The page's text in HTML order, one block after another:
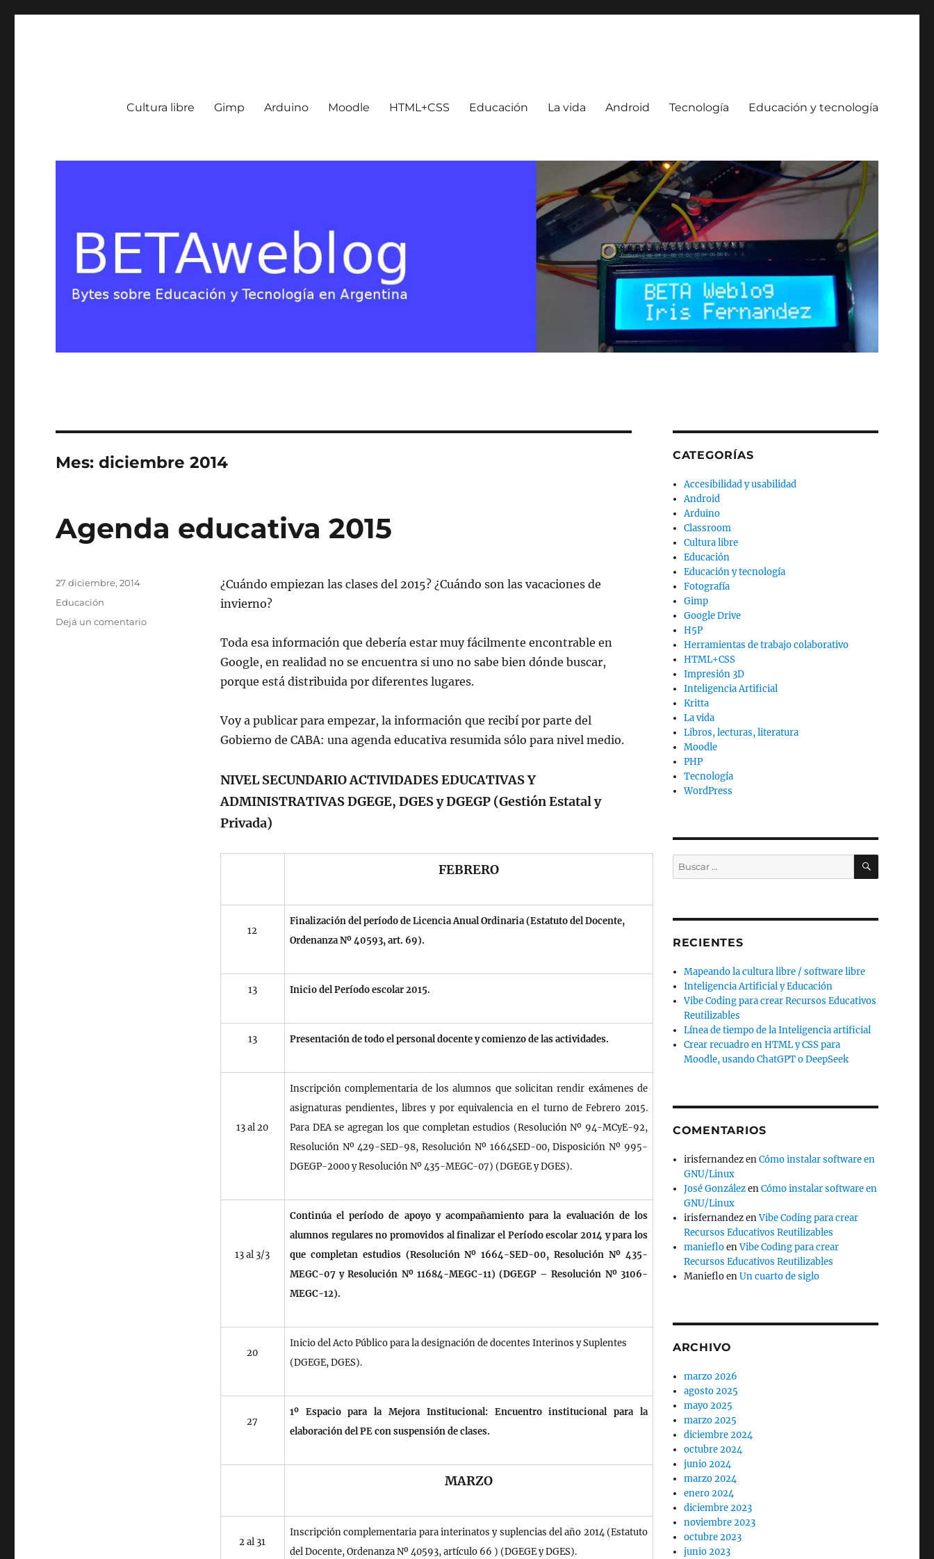
Cultura libre Gimp Arduino Moodle HTML+CSS Educación La vida Android Tecnología Educación y tecnología
Mes:diciembre 2014
Agenda educativa 2015
¿Cuándo empiezan las clases del 2015? ¿Cuándo son las vacaciones de
invierno?
Toda esa información que debería estar muy fácilmente encontrable en
Google, en realidad no se encuentra si uno no sabe bien dónde buscar,
porque está distribuida por diferentes lugares.
Voy a publicar para empezar, la información que recibí por parte del
Gobierno de CABA: una agenda educativa resumida sólo para nivel medio.
NIVEL SECUNDARIO ACTIVIDADES EDUCATIVAS Y
ADMINISTRATIVAS DGEGE, DGES y DGEGP (Gestión Estatal y
Privada)
FEBRERO
12
Finalización del período de Licencia Anual Ordinaria (Estatuto del Docente,
Ordenanza Nº 40593, art. 69).
13 Inicio del Período escolar 2015.
13 Presentación de todo el personal docente y comienzo de las actividades.
13 al 20
Inscripción complementaria de los alumnos que solicitan rendir exámenes de
asignaturas pendientes, libres y por equivalencia en el turno de Febrero 2015.
Para DEA se agregan los que completan estudios (Resolución Nº 94-MCyE-92,
Resolución Nº 429-SED-98, Resolución Nº 1664SED-00, Disposición Nº 995-
DGEGP-2000 y Resolución Nº 435-MEGC-07) (DGEGE y DGES).
13 al 3/3
Continúa el período de apoyo y acompañamiento para la evaluación de los
alumnos regulares no promovidos al finalizar el Período escolar 2014 y para los
que completan estudios (Resolución Nº 1664-SED-00, Resolución Nº 435-
MEGC-07 y Resolución Nº 11684-MEGC-11) (DGEGP – Resolución Nº 3106-
MEGC-12).
20
Inicio del Acto Público para la designación de docentes Interinos y Suplentes
(DGEGE, DGES).
27
1º Espacio para la Mejora Institucional: Encuentro institucional para la
elaboración del PE con suspensión de clases.
MARZO
2 al 31
Inscripción complementaria para interinatos y suplencias del año 2014 (Estatuto
del Docente, Ordenanza Nº 40593, artículo 66 ) (DGEGE y DGES).
Publicado
27 diciembre, 2014
Categorías
Educación
Dejá un comentarioen
CATEGORÍAS
Accesibilidad y usabilidad
Android
Arduino
Classroom
Cultura libre
Educación
Educación y tecnología
Fotografía
Gimp
Google Drive
H5P
Herramientas de trabajo colaborativo
HTML+CSS
Impresión 3D
Inteligencia Artificial
Kritta
La vida
Libros, lecturas, literatura
Moodle
PHP
Tecnología
WordPress
Buscar
por:
BUSCAR
RECIENTES
Mapeando la cultura libre / software libre
Inteligencia Artificial y Educación
Vibe Coding para crear Recursos Educativos
Reutilizables
Línea de tiempo de la Inteligencia artificial
Crear recuadro en HTML y CSS para
Moodle, usando ChatGPT o DeepSeek
COMENTARIOS
irisfernandezenCómo instalar software en
GNU/Linux
José GonzálezenCómo instalar software en
GNU/Linux
irisfernandezenVibe Coding para crear
Recursos Educativos Reutilizables
maniefloenVibe Coding para crear
Recursos Educativos Reutilizables
ManiefloenUn cuarto de siglo
ARCHIVO
marzo 2026
agosto 2025
mayo 2025
marzo 2025
diciembre 2024
octubre 2024
junio 2024
marzo 2024
enero 2024
diciembre 2023
noviembre 2023
octubre 2023
junio 2023